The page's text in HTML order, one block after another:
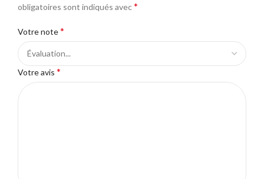
obligatoires sont indiqués avec*
Votre note*
Votre avis *